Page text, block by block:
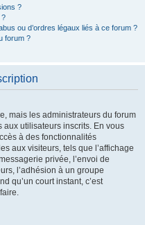
?
?
ou d’ordres légaux liés à ce forum ?
forum ?
mais les administrateurs du forum
utilisateurs inscrits. En vous
à des fonctionnalités
aux visiteurs, tels que l’affichage
privée, l’envoi de
l’adhésion à un groupe
qu’un court instant, c’est